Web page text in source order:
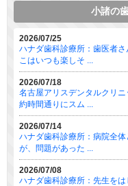
小諸の
2026/07/25
ハナダ歯科診療所：歯医者
こはいつも楽しそ ...
2026/07/18
名古屋アリスデンタルクリ
約時間通りにスム ...
2026/07/14
ハナダ歯科診療所：病院全
が、問題があった ...
2026/07/08
ハナダ歯科診療所：先生を